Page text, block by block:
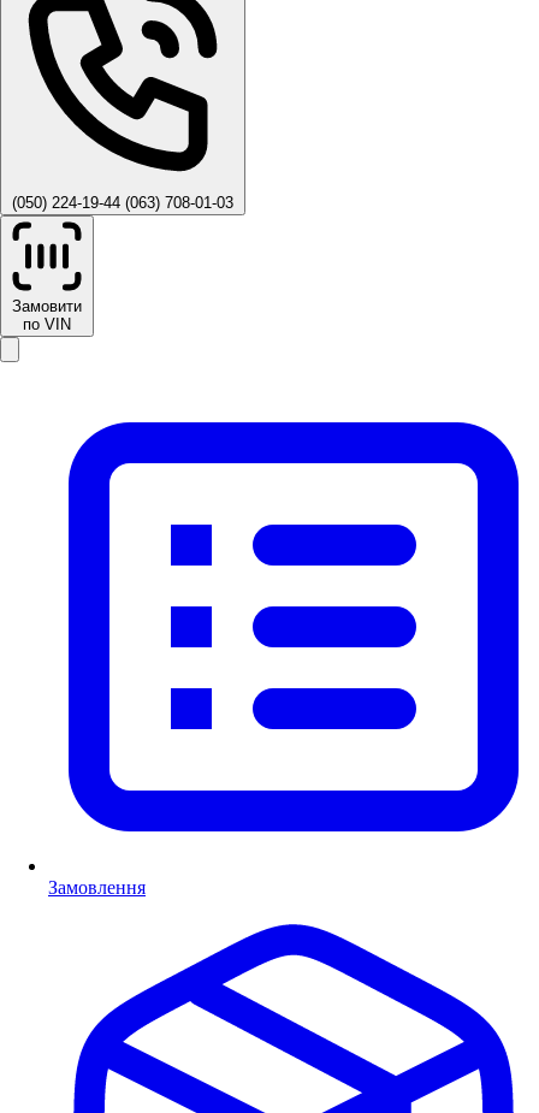
(050) 224-19-44 (063) 708-01-03
Замовити
по VIN
Замовлення